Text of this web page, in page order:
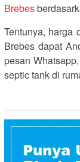
Brebes
Tentunya, harga
Brebes dapat
pesan
septic tank di